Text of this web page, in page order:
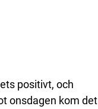
positivt, och
onsdagen kom det